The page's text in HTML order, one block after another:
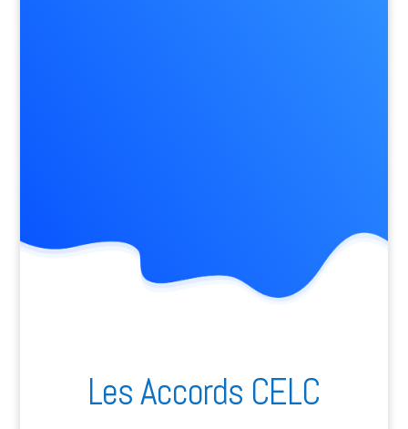
Les Accords CELC